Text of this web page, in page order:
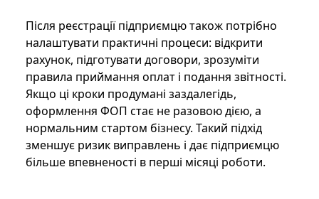
Після реєстрації підприємцю також потрібно
налаштувати практичні процеси: відкрити
рахунок, підготувати договори, зрозуміти
правила приймання оплат і подання звітності.
Якщо ці кроки продумані заздалегідь,
оформлення ФОП стає не разовою дією, а
нормальним стартом бізнесу. Такий підхід
зменшує ризик виправлень і дає підприємцю
більше впевненості в перші місяці роботи.